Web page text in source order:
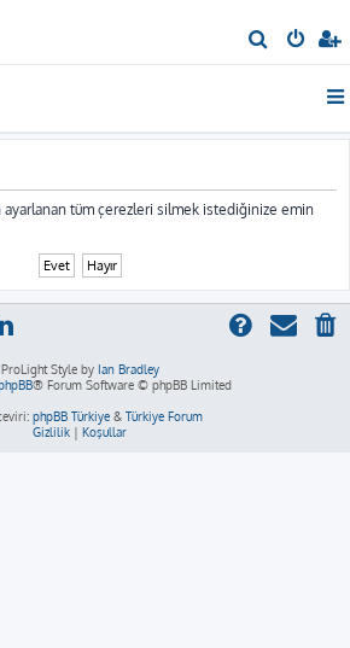
r
ayarlanan tüm çerezleri silmek istediğinize emin
ProLight Style by Ian Bradley
® Forum Software © phpBB Limited
phpBB Türkiye& Türkiye Forum
Gizlilik | Koşullar